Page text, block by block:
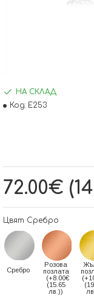
72.00€
НА СКЛАД
Код: E253
Цвят Сребро
Сребро
Розова
позлата
(+8.00€
(15.65
лв.))